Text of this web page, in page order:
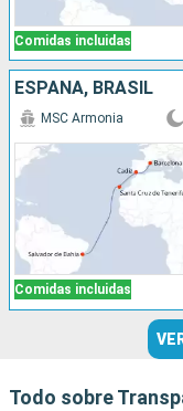
Comidas incluidas
ESPAÑA, BRASIL
Comidas incluidas
MSC Armonia
Todo sobre